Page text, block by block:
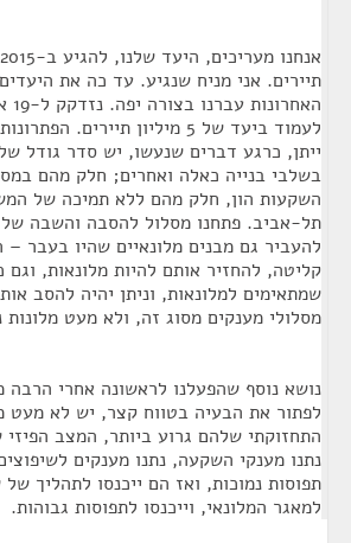
תיירים. אני מניח שנגיע. עד כה את
לעמוד ביעד של 5 מיליון תיירים.
בשלבי בנייה כאלה ואחרים; חלק מהם
השקעות הון, חלק מהם ללא תמיכה של
תל-אביב. פתחנו מסלול להסבה והשבה של
להעביר גם מבנים מלונאיים שהיו בעבר –
קליטה, להחזיר אותם להיות מלונאות, וגם
שמתאימים למלונאות, וניתן יהיה להסב
מסלולי מענקים מסוג זה, ולא מעט מלונות
נושא נוסף שהפעלנו לראשונה אחרי הרבה
לפתור את הבעיה בטווח קצר, יש לא מעט
התחזוקתי שלהם גרוע ביותר, המצב
נתנו מענקי השקעה, נתנו מענקים
תפוסות נמוכות, ואז הם ייכנסו לתהליך של
למאגר המלונאי, וייכנסו לתפוסות גבוהות.